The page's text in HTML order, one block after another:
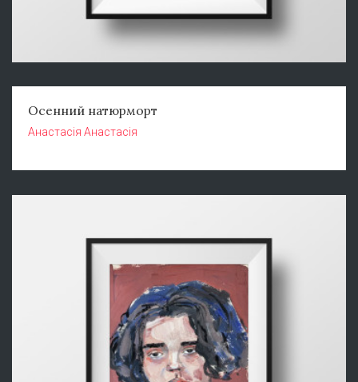
Осенний натюрморт
Анастасія Анастасія